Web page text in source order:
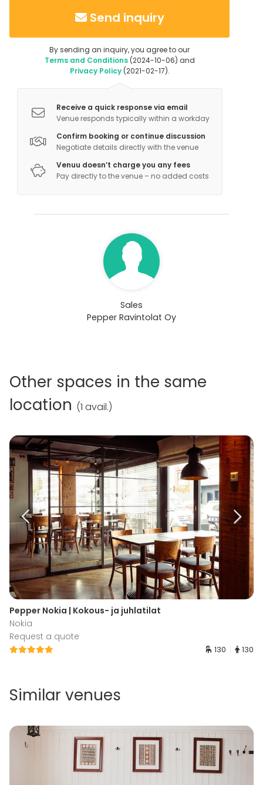
Send inquiry
By sending an inquiry, you agree to our
Terms and Conditions(2024-10-06) and
Privacy Policy(2021-02-17).
Receive a quick response via email
Venue responds typically within a workday
Confirm booking or continue discussion
Negotiate details directly with the venue
Venuu doesn’t charge you any fees
Pay directly to the venue – no added costs
Sales
Pepper Ravintolat Oy
Other spaces in the same
location (1 avail.)
Pepper Nokia | Kokous- ja juhlatilat
Nokia
Request a quote
130 130
Similar venues